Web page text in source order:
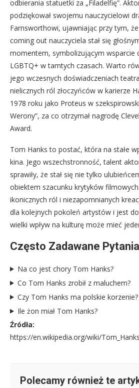
odbierania statuetki za „Filadelfię”.
podziękował swojemu nauczycielowi
Farnsworthowi, ujawniając przy tym,
coming out nauczyciela stał się
momentem, symbolizującym wsparcie
LGBTQ+ w tamtych czasach. Warto
jego wczesnych doświadczeniach
nielicznych ról złoczyńców w karierze
1978 roku jako Proteus w
Werony”, za co otrzymał nagrodę
Award.
Tom Hanks to postać, która na stałe
kina. Jego wszechstronność, talent
sprawiły, że stał się nie tylko
obiektem szacunku krytyków
ikonicznych ról i niezapomnianych
dla kolejnych pokoleń artystów i jest
wielki wpływ na kulturę może mieć
Często Zadawane
Na co jest chory Tom Hanks?
Co Tom Hanks zrobił z maluchem?
Czy Tom Hanks ma polskie korzenie?
Ile żon miał Tom Hanks?
Źródła:
https://en.wikipedia.org/wiki/Tom_Hanks
Polecamy również te